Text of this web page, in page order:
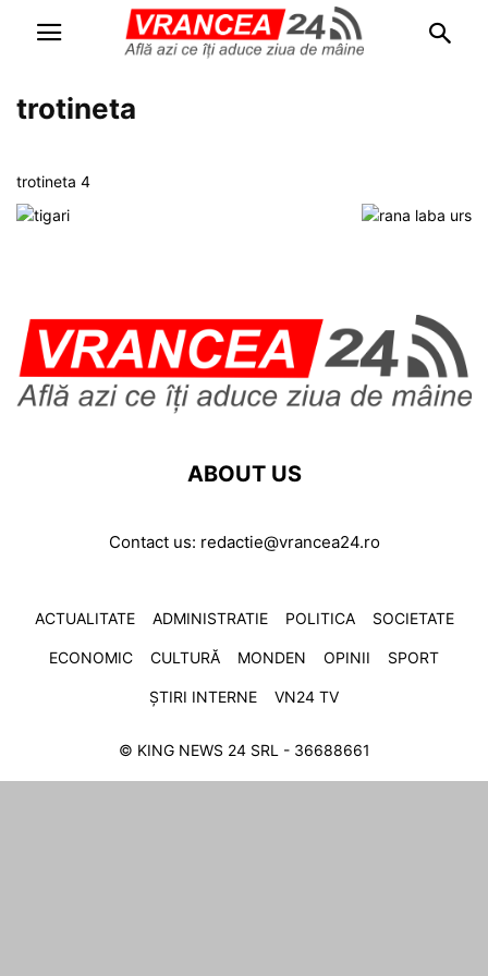
trotineta
trotineta 4
ABOUT US
Contact us: redactie@vrancea24.ro
ACTUALITATE ADMINISTRATIE POLITICA SOCIETATE
ECONOMIC CULTURĂ MONDEN OPINII SPORT
ȘTIRI INTERNE VN24 TV
© KING NEWS 24 SRL - 36688661